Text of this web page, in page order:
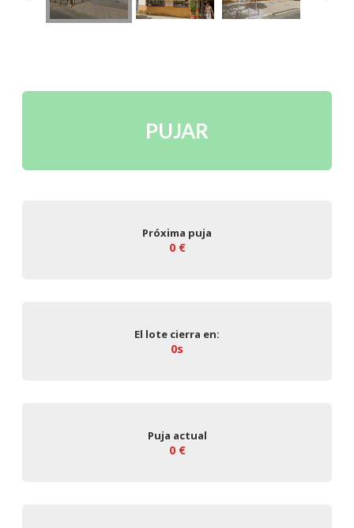
PUJAR
Próxima puja
0 €
El lote cierra en:
0s
Puja actual
0 €